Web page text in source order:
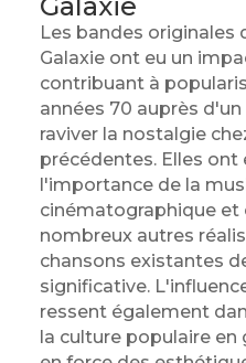
Les bandes originales
Galaxie ont eu un
contribuant à
années 70 auprès
raviver la nostalgie
précédentes. Elles
l'importance de la
cinématographique et
nombreux autres
chansons existantes
significative.
ressent également
la culture populaire en